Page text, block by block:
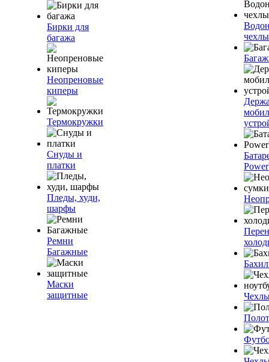
Бирки для
багажа
Неопреновые
киперы
Термокружки
Снуды и
платки
Пледы, худи,
шарфы
Ремни
Багажные
Маски
защитные